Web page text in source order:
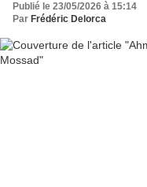
Publié le 23/05/2026 à 15:14
Par Frédéric Delorca